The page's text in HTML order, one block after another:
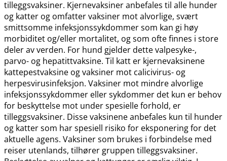
tilleggsvaksiner. Kjernevaksiner anbefales til alle hunder
og katter og omfatter vaksiner mot alvorlige, svært
smittsomme infeksjonssykdommer som kan gi høy
morbiditet og​/​eller mortalitet, og som ofte finnes i store
deler av verden. For hund gjelder dette valpesyke-,
parvo- og hepatittvaksine. Til katt er kjernevaksinene
kattepestvaksine og vaksiner mot calicivirus- og
herpesvirusinfeksjon. Vaksiner mot mindre alvorlige
infeksjonssykdommer eller sykdommer det kun er behov
for beskyttelse mot under spesielle forhold, er
tilleggsvaksiner. Disse vaksinene anbefales kun til hunder
og katter som har spesiell risiko for eksponering for det
aktuelle agens. Vaksiner som brukes i forbindelse med
reiser utenlands, tilhører gruppen tilleggsvaksiner.